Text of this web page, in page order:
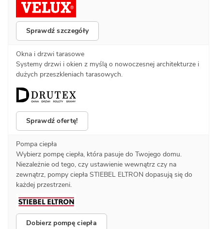
Sprawdź szczegóły
Okna i drzwi tarasowe
Systemy drzwi i okien z myślą o nowoczesnej architekturze i
dużych przeszkleniach tarasowych.
Sprawdź ofertę!
Pompa ciepła
Wybierz pompę ciepła, która pasuje do Twojego domu.
Niezależnie od tego, czy ustawienie wewnątrz czy na
zewnątrz, pompy ciepła STIEBEL ELTRON dopasują się do
każdej przestrzeni.
Dobierz pompę ciepła